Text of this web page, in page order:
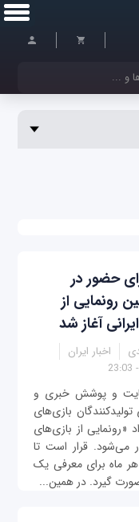
حضور در
رونمایی از
آغاز شد
اخبار ایران
و پوشش خبری و
تولیدکنندگان بازی‌های
«رونمایی از بازی‌های
می‌شود. قرار است تا
هر ماه برای معرفی یک
صورت گیرد. در همین...